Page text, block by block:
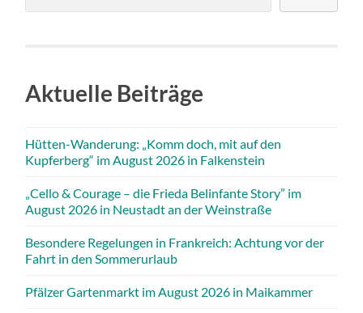
Aktuelle Beiträge
Hütten-Wanderung: „Komm doch, mit auf den
Kupferberg“ im August 2026 in Falkenstein
„Cello & Courage – die Frieda Belinfante Story” im
August 2026 in Neustadt an der Weinstraße
Besondere Regelungen in Frankreich: Achtung vor der
Fahrt in den Sommerurlaub
Pfälzer Gartenmarkt im August 2026 in Maikammer